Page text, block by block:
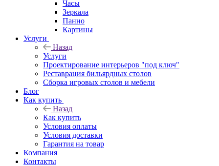
Часы
Зеркала
Панно
Картины
Услуги
Назад
Услуги
Проектирование интерьеров "под ключ"
Реставрация бильярдных столов
Сборка игровых столов и мебели
Блог
Как купить
Назад
Как купить
Условия оплаты
Условия доставки
Гарантия на товар
Компания
Контакты